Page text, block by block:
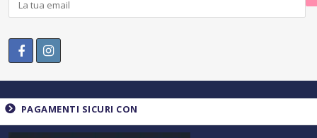
PAGAMENTI SICURI CON